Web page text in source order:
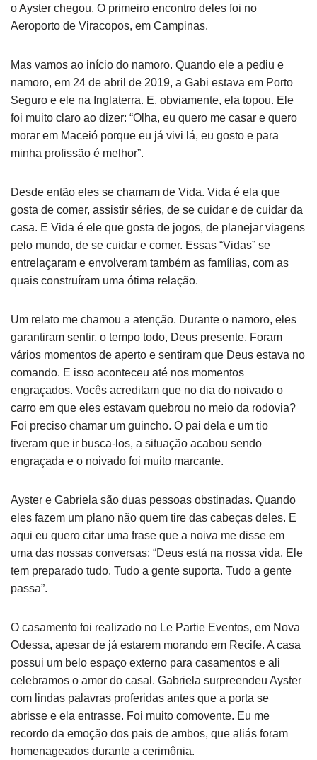
o Ayster chegou. O primeiro encontro deles foi no
Aeroporto de Viracopos, em Campinas.
Mas vamos ao início do namoro. Quando ele a pediu e
namoro, em 24 de abril de 2019, a Gabi estava em Porto
Seguro e ele na Inglaterra. E, obviamente, ela topou. Ele
foi muito claro ao dizer: “Olha, eu quero me casar e quero
morar em Maceió porque eu já vivi lá, eu gosto e para
minha profissão é melhor”.
Desde então eles se chamam de Vida. Vida é ela que
gosta de comer, assistir séries, de se cuidar e de cuidar da
casa. E Vida é ele que gosta de jogos, de planejar viagens
pelo mundo, de se cuidar e comer. Essas “Vidas” se
entrelaçaram e envolveram também as famílias, com as
quais construíram uma ótima relação.
Um relato me chamou a atenção. Durante o namoro, eles
garantiram sentir, o tempo todo, Deus presente. Foram
vários momentos de aperto e sentiram que Deus estava no
comando. E isso aconteceu até nos momentos
engraçados. Vocês acreditam que no dia do noivado o
carro em que eles estavam quebrou no meio da rodovia?
Foi preciso chamar um guincho. O pai dela e um tio
tiveram que ir busca-los, a situação acabou sendo
engraçada e o noivado foi muito marcante.
Ayster e Gabriela são duas pessoas obstinadas. Quando
eles fazem um plano não quem tire das cabeças deles. E
aqui eu quero citar uma frase que a noiva me disse em
uma das nossas conversas: “Deus está na nossa vida. Ele
tem preparado tudo. Tudo a gente suporta. Tudo a gente
passa”.
O casamento foi realizado no Le Partie Eventos, em Nova
Odessa, apesar de já estarem morando em Recife. A casa
possui um belo espaço externo para casamentos e ali
celebramos o amor do casal. Gabriela surpreendeu Ayster
com lindas palavras proferidas antes que a porta se
abrisse e ela entrasse. Foi muito comovente. Eu me
recordo da emoção dos pais de ambos, que aliás foram
homenageados durante a cerimônia.